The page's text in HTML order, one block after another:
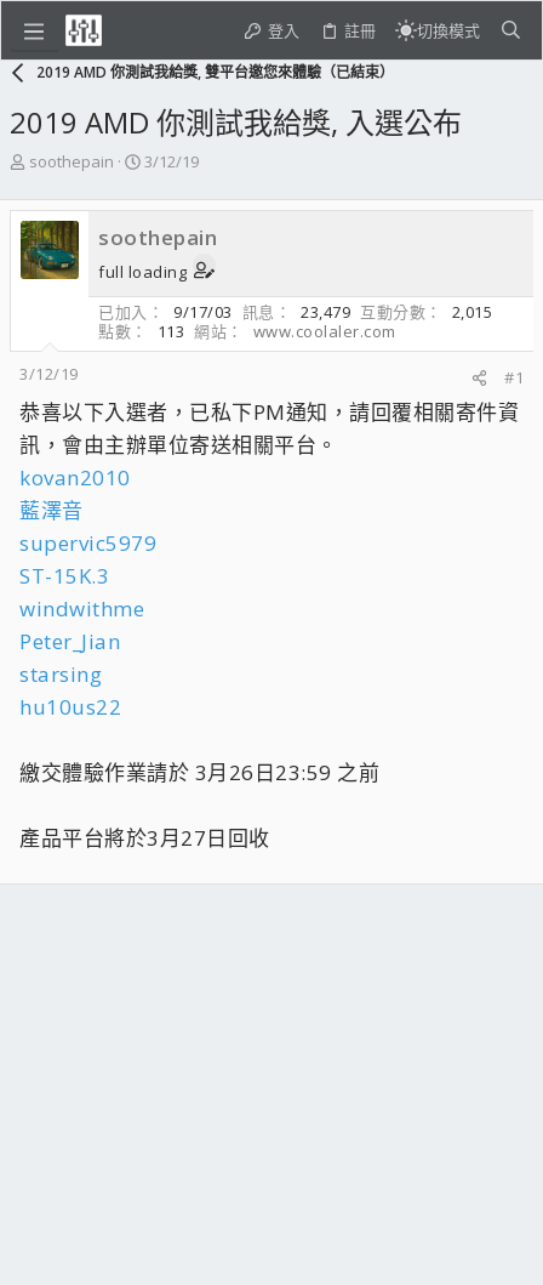
登入 註冊 切換模式
2019 AMD 你測試我給獎, 雙平台邀您來體驗（已結束）
2019 AMD 你測試我給獎, 入選公布
主
發
起
人
soothepain
開
日
期
3/12/19
soothepain
full loading
已加入
9/17/03 訊息 23,479 互動分數
2,015
點數
113 網站
www.coolaler.com
3/12/19
#1
恭喜以下入選者，已私下PM通知，請回覆相關寄件資
訊，會由主辦單位寄送相關平台。
kovan2010
藍澤音
supervic5979
ST-15K.3
windwithme
Peter_Jian
starsing
hu10us22
繳交體驗作業請於 3月26日23:59 之前
產品平台將於3月27日回收